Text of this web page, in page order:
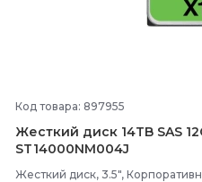
Код товара: 897955
Жесткий диск 14TB SAS
ST14000NM004J
Жесткий диск, 3.5",